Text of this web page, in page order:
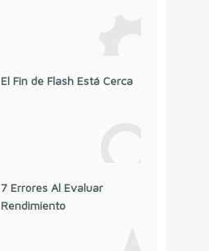
El Fin de Flash Está Cerca
7 Errores Al Evaluar
Rendimiento